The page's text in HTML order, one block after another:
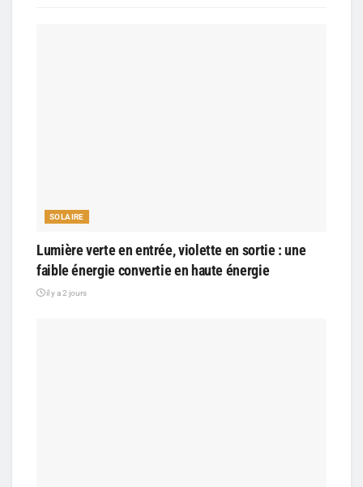
SOLAIRE
Lumière verte en entrée, violette en sortie : une
faible énergie convertie en haute énergie
il y a 2 jours